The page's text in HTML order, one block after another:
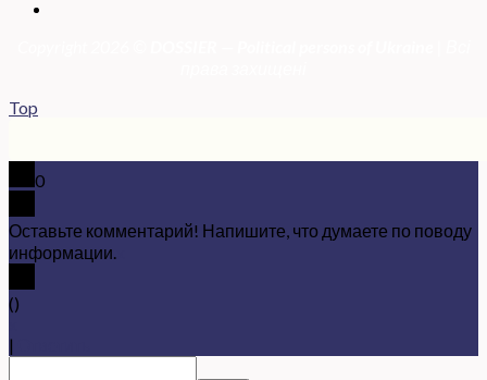
Top
0
Оставьте комментарий! Напишите, что думаете по поводу
информации.
()
|